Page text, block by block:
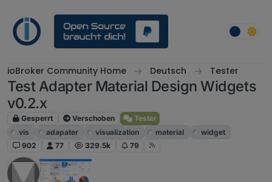
ioBroker Community Home Deutsch Tester
Test Adapter Material Design Widgets
v0.2.x
Gesperrt Verschoben
Tester
vis
adapater visualization material
widget
902
77 329.5k 79